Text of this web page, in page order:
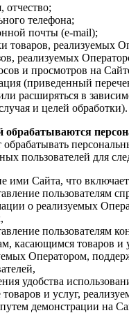
отчество;
телефона;
почты (e-mail);
товаров, реализуемых
реализуемых
и просмотров на
(приведенный
расширяться в
и целей обработки).
обрабатываются
обрабатывать
пользователей для
ими Сайта, что
пользователям
о реализуемых
пользователям
касающимся товаров и
Оператором,
удобства
и услуг,
демонстрации на